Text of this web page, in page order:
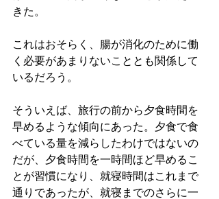
きた。
これはおそらく、腸が消化のために働
く必要があまりないこととも関係して
いるだろう。
そういえば、旅行の前から夕食時間を
早めるような傾向にあった。夕食で食
べている量を減らしたわけではないの
だが、夕食時間を一時間ほど早めるこ
とが習慣になり、就寝時間はこれまで
通りであったが、就寝までのさらに一